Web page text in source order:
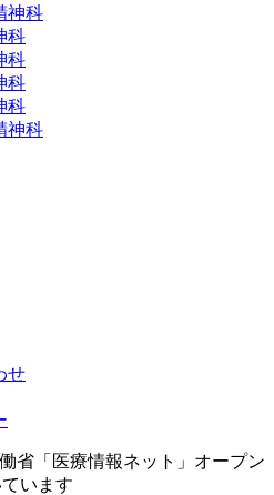
神科
科
科
科
科
神科
せ
省「医療情報ネット」オープン
います